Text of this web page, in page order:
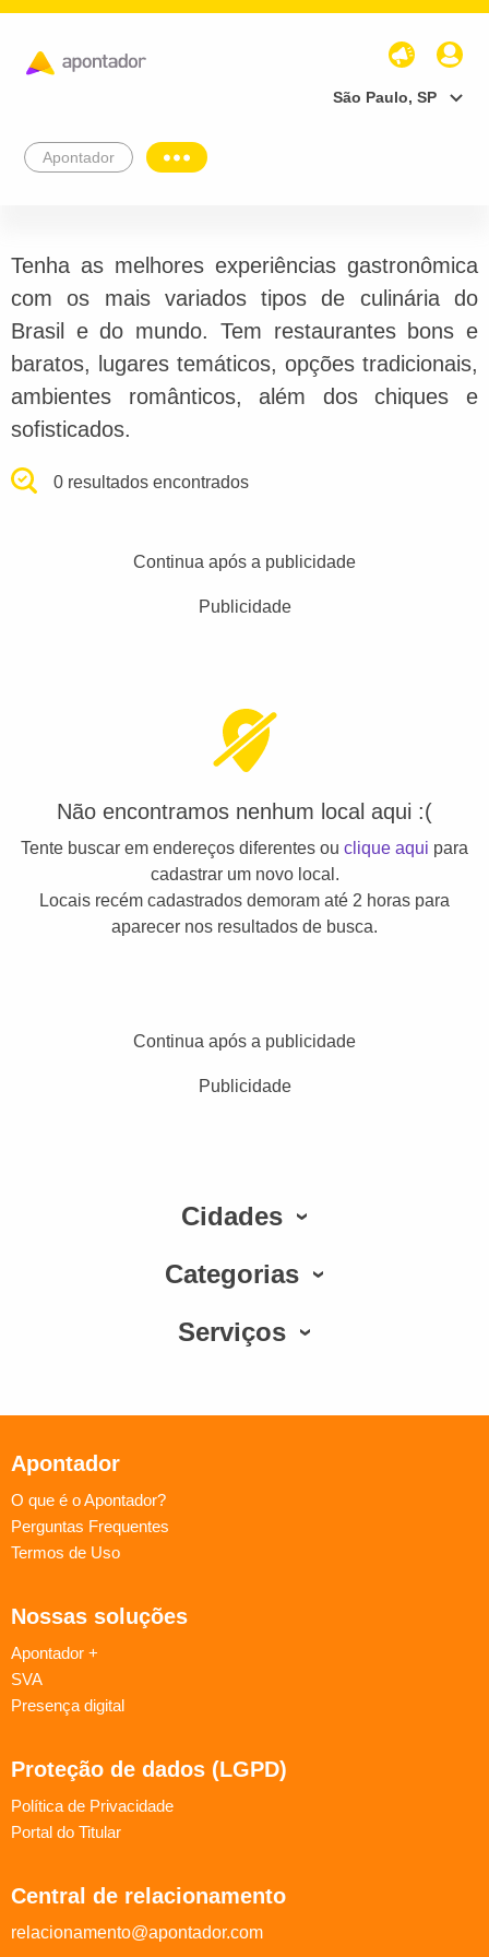
São Paulo, SP
Apontador
Tenha as melhores experiências gastronômica
com os mais variados tipos de culinária do
Brasil e do mundo. Tem restaurantes bons e
baratos, lugares temáticos, opções tradicionais,
ambientes românticos, além dos chiques e
sofisticados.
0 resultados encontrados
Continua após a publicidade
Publicidade
Não encontramos nenhum local aqui :(
Tente buscar em endereços diferentes ou clique aqui para
cadastrar um novo local.
Locais recém cadastrados demoram até 2 horas para
aparecer nos resultados de busca.
Continua após a publicidade
Publicidade
Cidades
Categorias
Serviços
Apontador
O que é o Apontador?
Perguntas Frequentes
Termos de Uso
Nossas soluções
Apontador +
SVA
Presença digital
Proteção de dados (LGPD)
Política de Privacidade
Portal do Titular
Central de relacionamento
relacionamento@apontador.com